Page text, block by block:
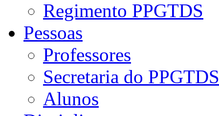
Regimento PPGTDS
Pessoas
Professores
Secretaria do PPGTDS
Alunos